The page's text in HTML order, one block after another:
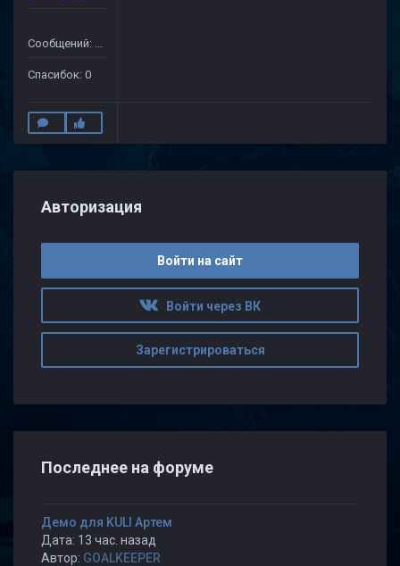
Сообщений: 18
Спасибок: 0
Авторизация
Войти на сайт
Войти через ВК
Зарегистрироваться
Последнее на форуме
Демо для KULI Артем
Дата: 13 час. назад
Автор: GOALKEEPER